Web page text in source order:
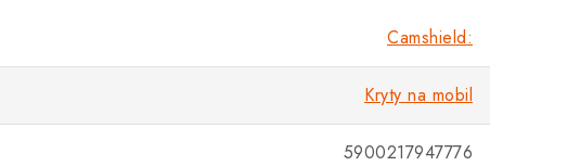
Camshield:
Kryty na mobil
5900217947776